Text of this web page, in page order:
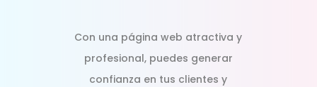
Con una página web atractiva y
profesional, puedes generar
confianza en tus clientes y